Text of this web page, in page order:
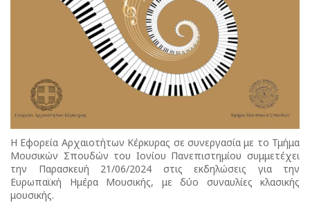
Η Εφορεία Αρχαιοτήτων Κέρκυρας σε συνεργασία με το Τμήμα
Μουσικών Σπουδών του Ιονίου Πανεπιστημίου συμμετέχει
την Παρασκευή 21/06/2024 στις εκδηλώσεις για την
Ευρωπαϊκή Ημέρα Μουσικής, με δύο συναυλίες κλασικής
μουσικής.